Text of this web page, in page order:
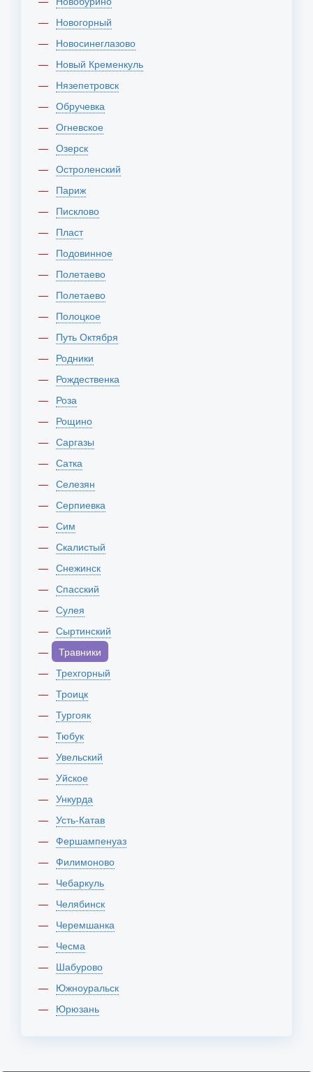
Новогорный
Новосинеглазово
Новый Кременкуль
Нязепетровск
Обручевка
Огневское
Озерск
Остроленский
Париж
Писклово
Пласт
Подовинное
Полетаево
Полетаево
Полоцкое
Путь Октября
Родники
Рождественка
Роза
Рощино
Саргазы
Сатка
Селезян
Серпиевка
Сим
Скалистый
Снежинск
Спасский
Сулея
Сыртинский
Травники
Трехгорный
Троицк
Тургояк
Тюбук
Увельский
Уйское
Ункурда
Усть-Катав
Фершампенуаз
Филимоново
Чебаркуль
Челябинск
Черемшанка
Чесма
Шабурово
Южноуральск
Юрюзань